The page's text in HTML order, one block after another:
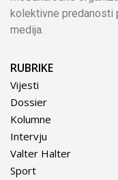
kolektivne predanosti
medija.
RUBRIKE
Vijesti
Dossier
Kolumne
Intervju
Valter Halter
Sport